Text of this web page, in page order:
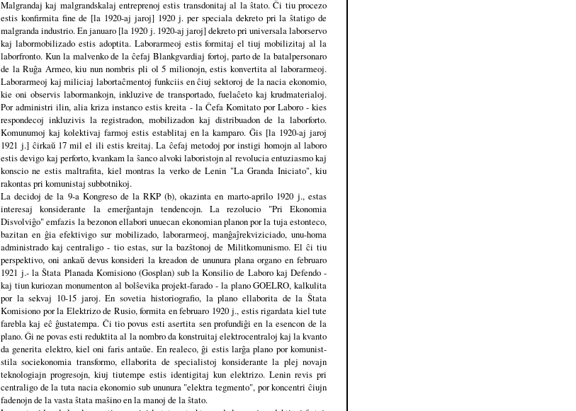
Malgrandaj kaj malgrandskalaj entreprenoj estis transdonitaj al la ŝtato. Ĉi tiu procezo
estis konfirmita fine de [la 1920-aj jaroj] 1920 j. per speciala dekreto pri la ŝtatigo de
malgranda industrio. En januaro [la 1920 j. 1920-aj jaroj] dekreto pri universala laborservo
kaj labormobilizado estis adoptita. Laborarmeoj estis formitaj el tiuj mobilizitaj al la
laborfronto. Kun la malvenko de la ĉefaj Blankgvardiaj fortoj, parto de la batalpersonaro
de la Ruĝa Armeo, kiu nun nombris pli ol 5 milionojn, estis konvertita al laborarmeoj.
Laborarmeoj kaj miliciaj labortaĉmentoj funkciis en ĉiuj sektoroj de la nacia ekonomio,
kie oni observis labormankojn, inkluzive de transportado, fuelaĉeto kaj krudmaterialoj.
Por administri ilin, alia kriza instanco estis kreita - la Ĉefa Komitato por Laboro - kies
respondecoj inkluzivis la registradon, mobilizadon kaj distribuadon de la laborforto.
Komunumoj kaj kolektivaj farmoj estis establitaj en la kamparo. Ĝis [la 1920-aj jaroj
1921 j.] ĉirkaŭ 17 mil el ili estis kreitaj. La ĉefaj metodoj por instigi homojn al laboro
estis devigo kaj perforto, kvankam la ŝanco alvoki laboristojn al revolucia entuziasmo kaj
konscio ne estis maltrafita, kiel montras la verko de Lenin "La Granda Iniciato", kiu
rakontas pri komunistaj subbotnikoj.
La decidoj de la 9-a Kongreso de la RKP (b), okazinta en marto-aprilo 1920 j., estas
interesaj konsiderante la emerĝantajn tendencojn. La rezolucio "Pri Ekonomia
Disvolviĝo" emfazis la bezonon ellabori unuecan ekonomian planon por la tuja estonteco,
bazitan en ĝia efektivigo sur mobilizado, laborarmeoj, manĝaĵrekviziciado, unu-homa
administrado kaj centraligo - tio estas, sur la bazŝtonoj de Militkomunismo. El ĉi tiu
perspektivo, oni ankaŭ devus konsideri la kreadon de ununura plana organo en februaro
1921 j.- la Ŝtata Planada Komisiono (Gosplan) sub la Konsilio de Laboro kaj Defendo -
kaj tiun kuriozan monumenton al bolŝevika projekt-farado - la plano GOELRO, kalkulita
por la sekvaj 10-15 jaroj. En sovetia historiografio, la plano ellaborita de la Ŝtata
Komisiono por la Elektrizo de Rusio, formita en februaro 1920 j., estis rigardata kiel tute
farebla kaj eĉ ĝustatempa. Ĉi tio povus esti asertita sen profundiĝi en la esencon de la
plano. Ĝi ne povas esti reduktita al la nombro da konstruitaj elektrocentraloj kaj la kvanto
da generita elektro, kiel oni faris antaŭe. En realeco, ĝi estis larĝa plano por komunist-
stila sociekonomia transformo, ellaborita de specialistoj konsiderante la plej novajn
teknologiajn progresojn, kiuj tiutempe estis identigitaj kun elektrizo. Lenin revis pri
centraligo de la tuta nacia ekonomio sub ununura "elektra tegmento", por koncentri ĉiujn
fadenojn de la vasta ŝtata maŝino en la manoj de la ŝtato.